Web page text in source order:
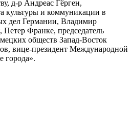
д-р Андреас Гёрген,
культуры и коммуникации в
дел Германии, Владимир
Франке, председатель
обществ Запад-Восток
вице-президент Международной
города».